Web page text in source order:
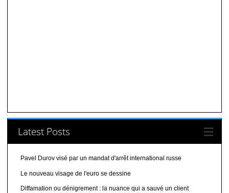
Latest Posts
Pavel Durov visé par un mandat d'arrêt international russe
Le nouveau visage de l'euro se dessine
Diffamation ou dénigrement : la nuance qui a sauvé un client